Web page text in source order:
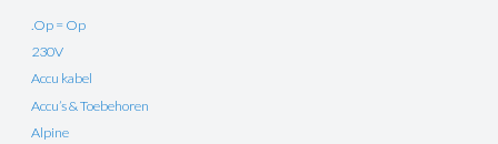
.Op = Op
230V
Accu kabel
Accu’s & Toebehoren
Alpine